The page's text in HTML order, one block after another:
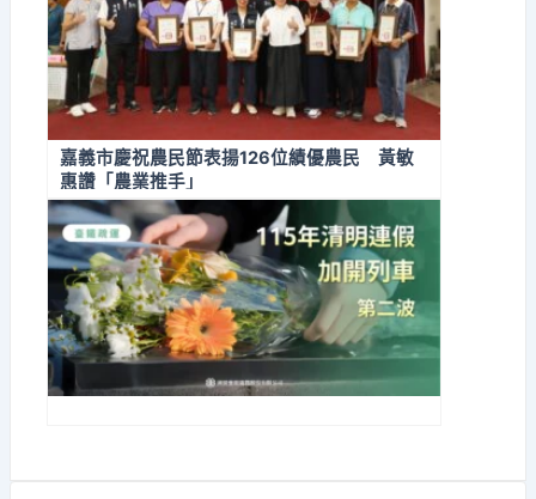
嘉義市慶祝農民節表揚126位績優農民 黃敏
惠讚「農業推手」